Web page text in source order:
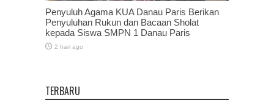
Penyuluh Agama KUA Danau Paris Berikan
Penyuluhan Rukun dan Bacaan Sholat
kepada Siswa SMPN 1 Danau Paris
2 hari ago
TERBARU